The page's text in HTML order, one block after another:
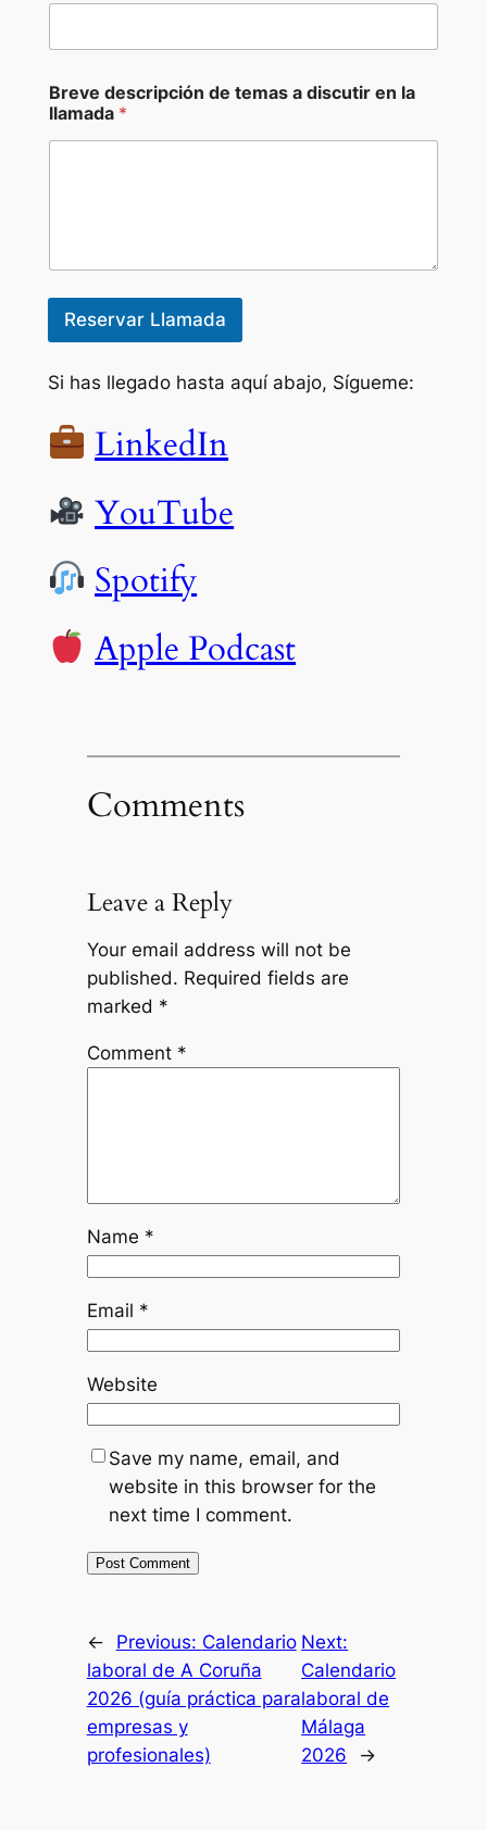
Breve descripción de temas a discutir en la
llamada *
Reservar Llamada
Si has llegado hasta aquí abajo, Sígueme:
LinkedIn
YouTube
Spotify
Apple Podcast
Comments
Leave a Reply
Your email address will not be
published. Required fields are
marked *
Comment *
Name *
Email *
Website
Save my name, email, and
website in this browser for the
next time I comment.
← Previous: Calendario
laboral de A Coruña
2026 (guía práctica para
empresas y
profesionales)
Next:
Calendario
laboral de
Málaga
2026
→